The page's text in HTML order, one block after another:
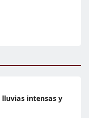
intensas y